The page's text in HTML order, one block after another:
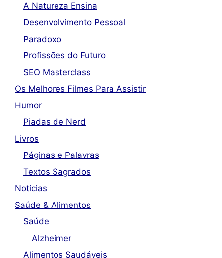
A Natureza Ensina
Desenvolvimento Pessoal
Paradoxo
Profissões do Futuro
SEO Masterclass
Os Melhores Filmes Para Assistir
Humor
Piadas de Nerd
Livros
Páginas e Palavras
Textos Sagrados
Noticias
Saúde & Alimentos
Saúde
Alzheimer
Alimentos Saudáveis